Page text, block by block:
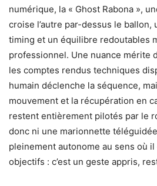
numérique, la « Ghost Rabona »,
croise l’autre par-dessus le ballon,
timing et un équilibre redoutables
professionnel. Une nuance mérite
les comptes rendus techniques
humain déclenche la séquence,
mouvement et la récupération en
restent entièrement pilotés par le
donc ni une marionnette
pleinement autonome au sens où
objectifs : c’est un geste appris,